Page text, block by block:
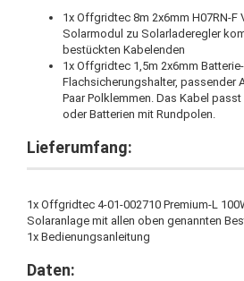
1x Offgridtec 8m 2x6mm H07RN-F
Solarmodul zu Solarladeregler
bestückten Kabelenden
1x Offgridtec 1,5m 2x6mm
Flachsicherungshalter, passender
Paar Polklemmen. Das Kabel
oder Batterien mit Rundpolen.
Lieferumfang:
1x Offgridtec 4-01-002710 Premium-L
Solaranlage mit allen oben genannten
1x Bedienungsanleitung
Daten: